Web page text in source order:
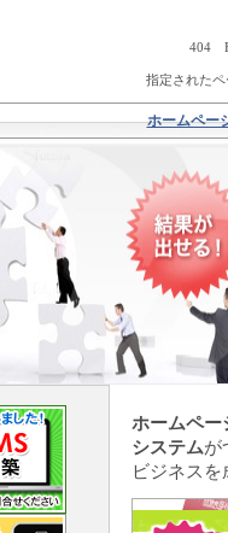
404
指定された
ホームペー
ホームペー
システムが
ビジネス